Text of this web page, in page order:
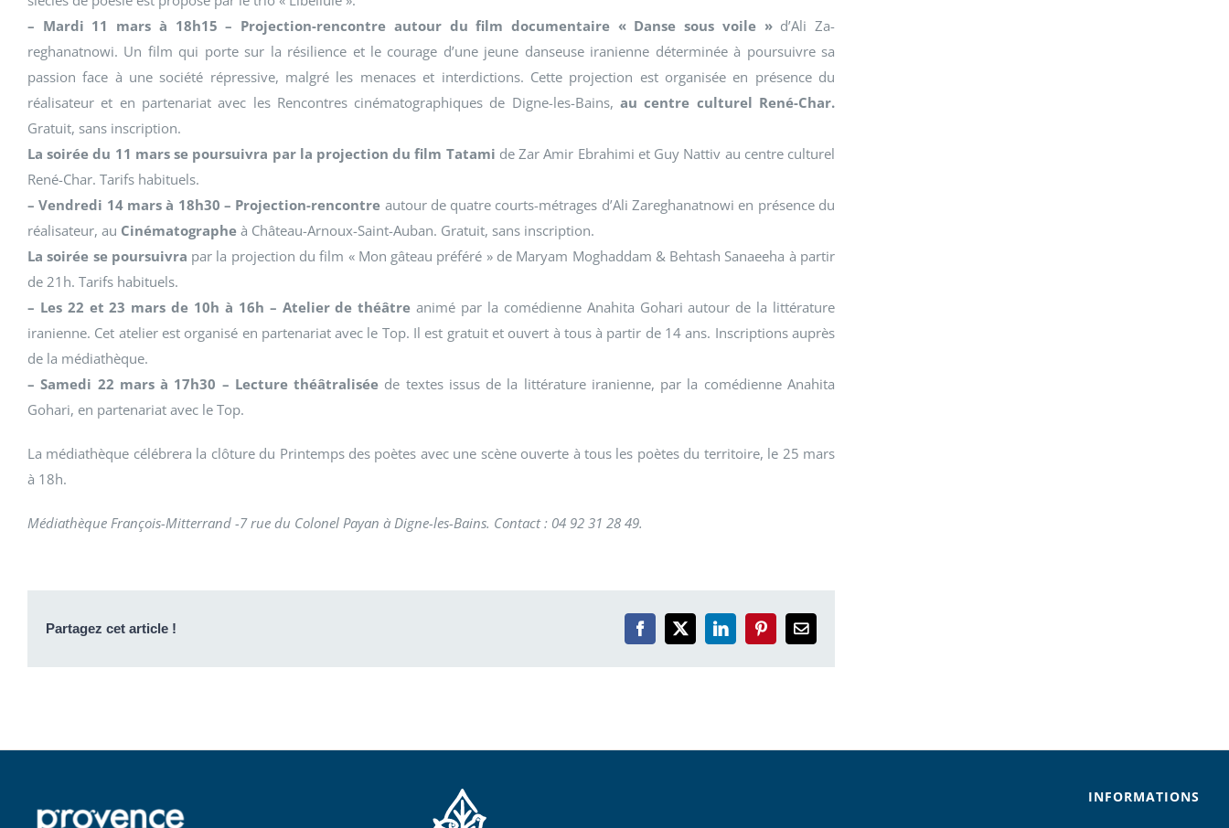
– Mardi 11 mars à 18h15 – Projection-rencontre autour du film documentaire « Danse sous voile »d’Ali Za-
reghanatnowi. Un film qui porte sur la résilience et le courage d’une jeune danseuse iranienne déterminée à poursuivre sa
passion face à une société répressive, malgré les menaces et interdictions. Cette projection est organisée en présence du
réalisateur et en partenariat avec les Rencontres cinématographiques de Digne-les-Bains,au centre culturel René-Char.
Gratuit, sans inscription.
La soirée du 11 mars se poursuivra par la projection du film Tatami de Zar Amir Ebrahimi et Guy Nattiv au centre culturel
René-Char. Tarifs habituels.
– Vendredi 14 mars à 18h30 – Projection-rencontre autour de quatre courts-métrages d’Ali Zareghanatnowi en présence du
réalisateur, au Cinématographe à Château-Arnoux-Saint-Auban. Gratuit, sans inscription.
La soirée se poursuivra par la projection du film « Mon gâteau préféré » de Maryam Moghaddam & Behtash Sanaeeha à partir
de 21h. Tarifs habituels.
– Les 22 et 23 mars de 10h à 16h – Atelier de théâtre animé par la comédienne Anahita Gohari autour de la littérature
iranienne. Cet atelier est organisé en partenariat avec le Top. Il est gratuit et ouvert à tous à partir de 14 ans. Inscriptions auprès
de la médiathèque.
– Samedi 22 mars à 17h30 – Lecture théâtralisée de textes issus de la littérature iranienne, par la comédienne Anahita
Gohari, en partenariat avec le Top.
La médiathèque célébrera la clôture du Printemps des poètes avec une scène ouverte à tous les poètes du territoire, le 25 mars
à 18h.
Médiathèque François-Mitterrand -7 rue du Colonel Payan à Digne-les-Bains. Contact : 04 92 31 28 49.
Partagez cet article ! Facebook
X LinkedInPinterestEmail
INFORMATIONS